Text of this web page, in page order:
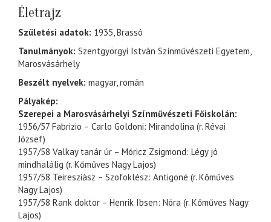
Életrajz
Születési adatok: 1935, Brassó
Tanulmányok: Szentgyörgyi István Színművészeti Egyetem,
Marosvásárhely
Beszélt nyelvek: magyar, román
Pályakép:
Szerepei a Marosvásárhelyi Színművészeti Főiskolán:
1956/57 Fabrizio – Carlo Goldoni: Mirandolina (r. Révai
József)
1957/58 Valkay tanár úr – Móricz Zsigmond: Légy jó
mindhalálig (r. Kőműves Nagy Lajos)
1957/58 Teiresziász – Szofoklész: Antigoné (r. Kőműves
Nagy Lajos)
1957/58 Rank doktor – Henrik Ibsen: Nóra (r. Kőműves Nagy
Lajos)